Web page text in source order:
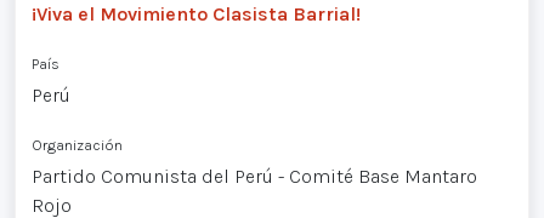
¡Viva el Movimiento Clasista Barrial!
País
Perú
Organización
Partido Comunista del Perú - Comité Base Mantaro
Rojo